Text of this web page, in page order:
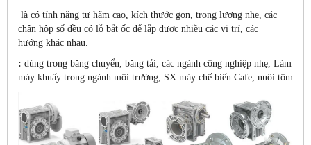
là có tính năng tự hãm cao, kích thước gọn, trọng lượng nhẹ, các
chân hộp số đều có lỗ bắt ốc để lắp được nhiều các vị trí, các
hướng khác nhau.
: dùng trong băng chuyển, băng tải, các ngành công nghiệp nhẹ, Làm
máy khuấy trong ngành môi trường, SX máy chế biến Cafe, nuôi tôm